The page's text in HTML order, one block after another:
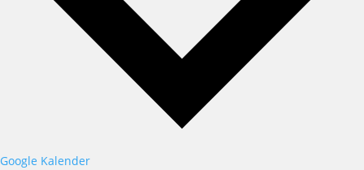
Google Kalender